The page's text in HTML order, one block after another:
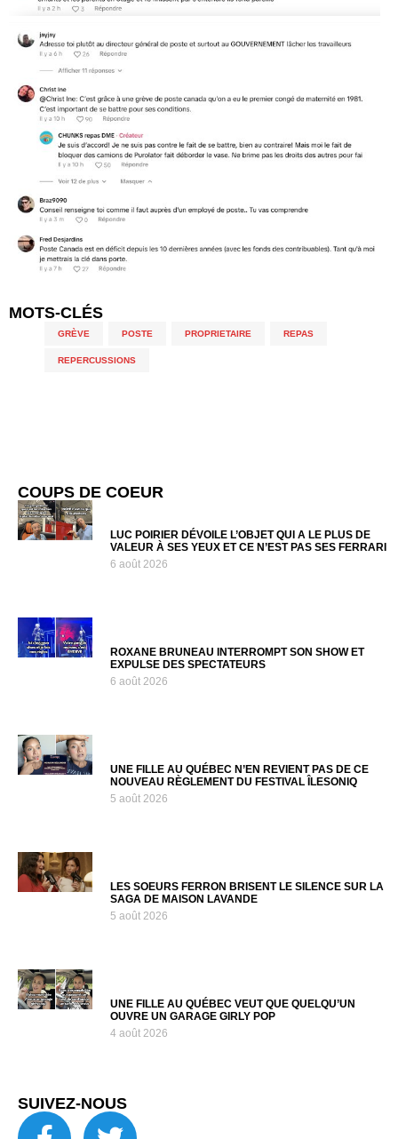
MOTS-CLÉS
GRÈVE POSTE PROPRIETAIRE REPAS
REPERCUSSIONS
COUPS DE COEUR
LUC POIRIER DÉVOILE L’OBJET QUI A LE PLUS DE
VALEUR À SES YEUX ET CE N’EST PAS SES FERRARI
6 août 2026
ROXANE BRUNEAU INTERROMPT SON SHOW ET
EXPULSE DES SPECTATEURS
6 août 2026
UNE FILLE AU QUÉBEC N’EN REVIENT PAS DE CE
NOUVEAU RÈGLEMENT DU FESTIVAL ÎLESONIQ
5 août 2026
LES SOEURS FERRON BRISENT LE SILENCE SUR LA
SAGA DE MAISON LAVANDE
5 août 2026
UNE FILLE AU QUÉBEC VEUT QUE QUELQU’UN
OUVRE UN GARAGE GIRLY POP
4 août 2026
SUIVEZ-NOUS